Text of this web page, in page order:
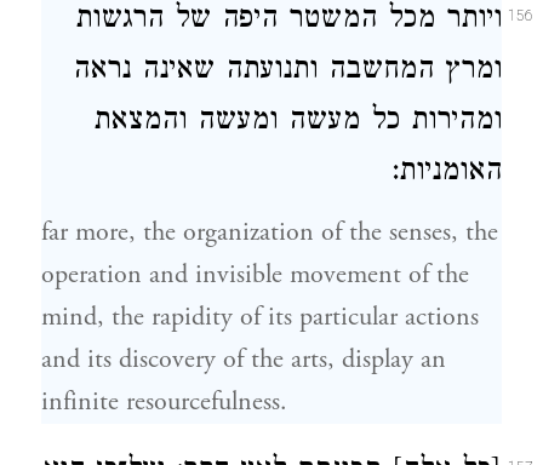
156 ויותר מכל המשטר היפה של הרגשות
ומרץ המחשבה ותנועתה שאינה נראה
ומהירות כל מעשה ומעשה והמצאת
האומניות:
far more, the organization of the senses, the
operation and invisible movement of the
mind, the rapidity of its particular actions
and its discovery of the arts, display an
infinite resourcefulness.